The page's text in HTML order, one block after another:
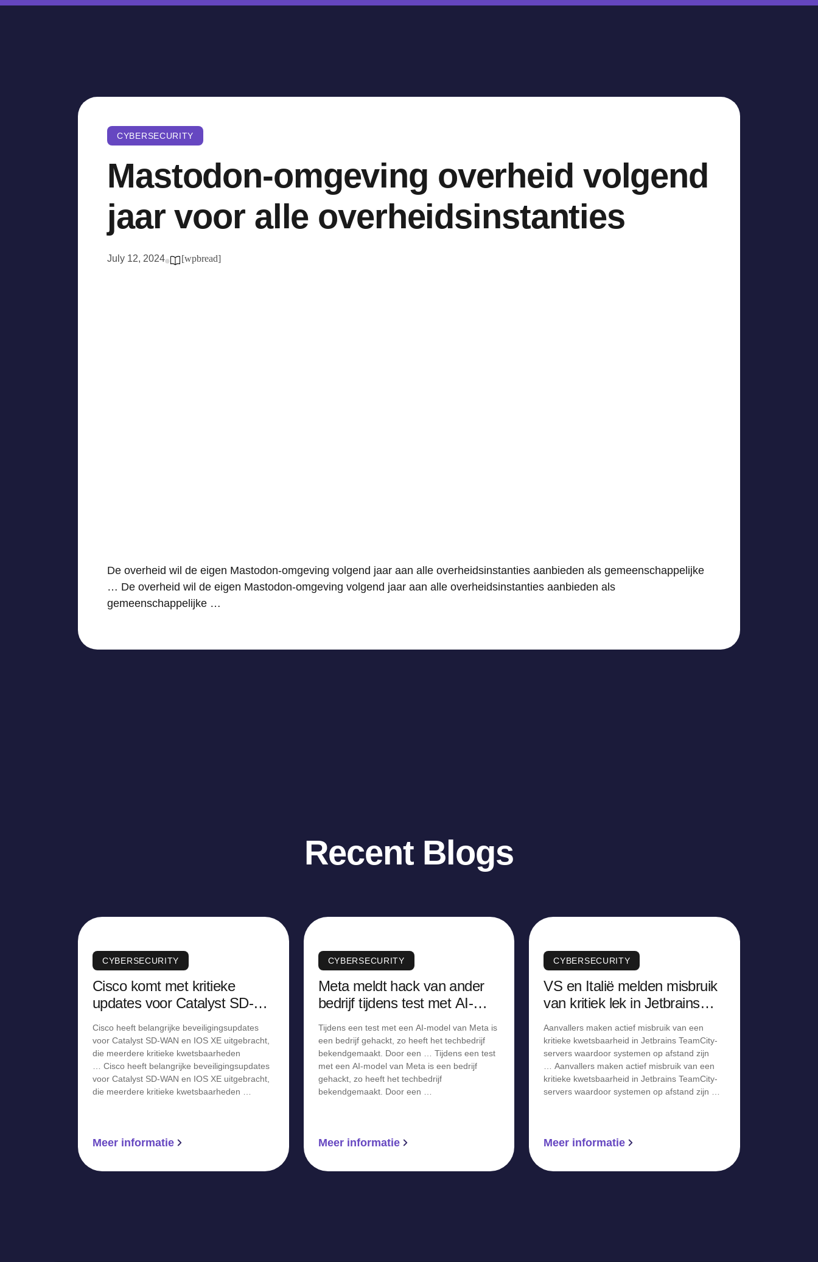
CYBERSECURITY
Mastodon-omgeving overheid volgend
jaar voor alle overheidsinstanties
July 12, 2024 [wpbread]
De overheid wil de eigen Mastodon-omgeving volgend jaar aan alle overheidsinstanties aanbieden als gemeenschappelijke
… De overheid wil de eigen Mastodon-omgeving volgend jaar aan alle overheidsinstanties aanbieden als
gemeenschappelijke …
Recent Blogs
CYBERSECURITY
Cisco komt met kritieke
updates voor Catalyst SD-
Cisco heeft belangrijke beveiligingsupdates
voor Catalyst SD-WAN en IOS XE uitgebracht,
die meerdere kritieke kwetsbaarheden
… Cisco heeft belangrijke beveiligingsupdates
voor Catalyst SD-WAN en IOS XE uitgebracht,
die meerdere kritieke kwetsbaarheden …
Meer informatie
CYBERSECURITY
Meta meldt hack van ander
bedrijf tijdens test met AI-
Tijdens een test met een AI-model van Meta is
een bedrijf gehackt, zo heeft het techbedrijf
bekendgemaakt. Door een … Tijdens een test
met een AI-model van Meta is een bedrijf
gehackt, zo heeft het techbedrijf
bekendgemaakt. Door een …
Meer informatie
CYBERSECURITY
VS en Italië melden misbruik
van kritiek lek in Jetbrains
Aanvallers maken actief misbruik van een
kritieke kwetsbaarheid in Jetbrains TeamCity-
servers waardoor systemen op afstand zijn
… Aanvallers maken actief misbruik van een
kritieke kwetsbaarheid in Jetbrains TeamCity-
servers waardoor systemen op afstand zijn …
Meer informatie